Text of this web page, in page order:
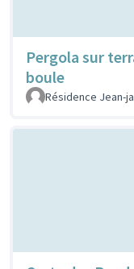
Pergola sur
boule
Résidence Jean-